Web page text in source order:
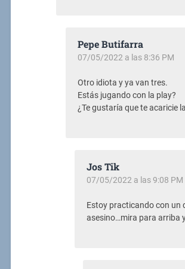
Pepe Butifarra
07/05/2022 a las 8:36 PM
Otro idiota y ya van tres.
Estás jugando con la play?
¿Te gustaría que te acaricie
Jos Tik
07/05/2022 a las 9:08 PM
Estoy practicando con un
asesino…mira para arriba